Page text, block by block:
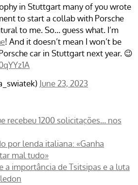
in Stuttgart many of you wrote
to start a collab with Porsche
to me. So… guess what. I’m
! And it doesn’t mean I won’t be
car in Stuttgart next year. 😉
June 23, 2023
recebeu 1200 solicitações… nos
por lenda italiana: «Ganha
mal tudo»
a importância de Tsitsipas e a luta